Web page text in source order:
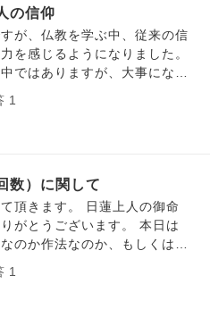
広く視野を持って色々学ぶと
てくる。自分から求めること
したが、なかなか散心してし
が見つかりません。 僧侶に
、考え方と修行の雰囲気がい
りくる智山か、いっそ格式が
身で1R6畳の木造アパートに
ません） 回答よろし
？ ⑵私実家の宗
いのですが、異なる場合はど
か？信仰は自由とは言います
？ LINE電話の通
ことがあり般若心経が聞こえ
自身はお恥ずかしながら熱心
なんと伝えていいか分から
申し訳ございません。）
を使って私の実家のお墓の文
プする際にいろんな方のお墓
の信仰
が、仏教を学ぶ中、従来の信
を感じるようになりました。
ではありますが、大事になる
では実行せずにと思うので
宗派が重んじている教えに心
。また改宗についてもし何か
ば有難いです。よろしくお願
1
数）に関して
頂きます。 日蓮上人の御命
がとうございます。 本日は
のか作法なのか、もしくは気
たく思います。 様々な場で
十如是を
1